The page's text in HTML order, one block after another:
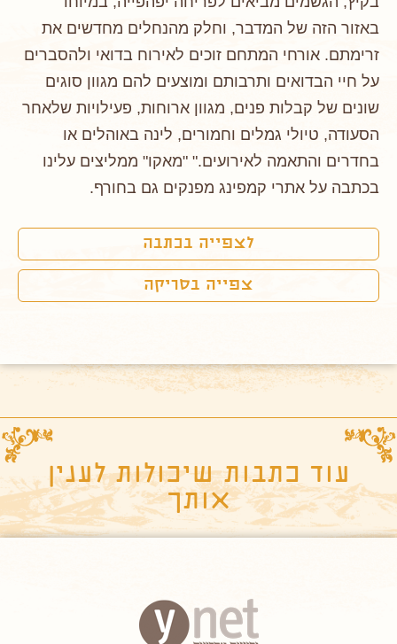
באזור הזה של המדבר, וחלק מהנחלים מחדשים את
זרימתם. אורחי המתחם זוכים לאירוח בדואי ולהסברים
על חיי הבדואים ותרבותם ומוצעים להם מגוון סוגים
שונים של קבלות פנים, מגוון ארוחות, פעילויות שלאחר
הסעודה, טיולי גמלים וחמורים, לינה באוהלים או
בחדרים והתאמה לאירועים." "מאקו" ממליצים עלינו
בכתבה על אתרי קמפינג מפנקים גם בחורף.
לצפייה בכתבה
צפייה בסריקה
עוד כתבות שיכולות לענין
אותך